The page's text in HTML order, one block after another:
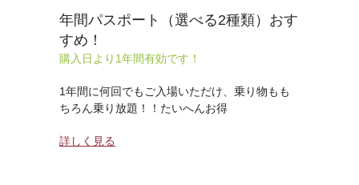
年間パスポート（選べる2種類）おす
すめ！
購入日より1年間有効です！
1年間に何回でもご入場いただけ、乗り物もも
ちろん乗り放題！！たいへんお得
詳しく見る